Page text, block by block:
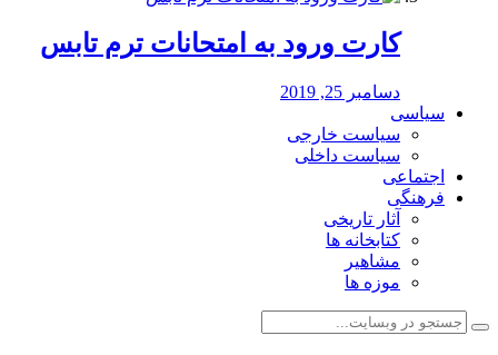
کارت ورود به امتحانات ترم تابس
دسامبر 25, 2019
سیاسی
سیاست خارجی
سیاست داخلی
اجتماعی
فرهنگی
آثار تاریخی
کتابخانه ها
مشاهیر
موزه ها